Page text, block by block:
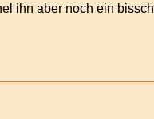
ihn aber noch ein